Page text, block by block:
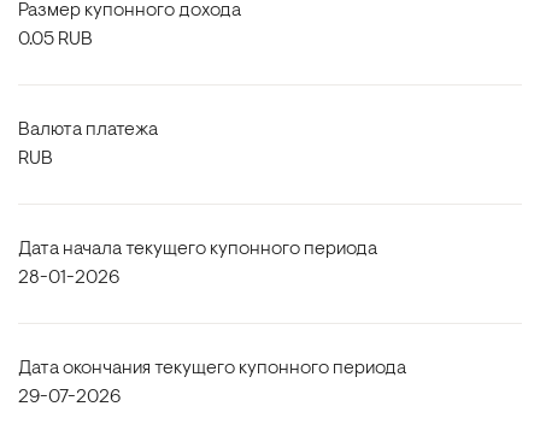
Размер купонного дохода
0.05 RUB
Валюта платежа
RUB
Дата начала текущего купонного периода
28-01-2026
Дата окончания текущего купонного периода
29-07-2026